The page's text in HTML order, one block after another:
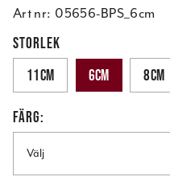
Art nr: 05656-BPS_6cm
STORLEK
11cm
6cm 8cm
FÄRG:
Välj